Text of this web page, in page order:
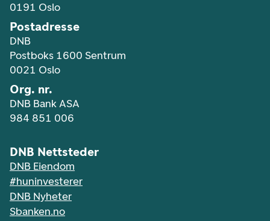
0191 Oslo
Postadresse
DNB
Postboks 1600 Sentrum
0021 Oslo
Org. nr.
DNB Bank ASA
984 851 006
DNB Nettsteder
DNB Eiendom
#huninvesterer
DNB Nyheter
Sbanken.no